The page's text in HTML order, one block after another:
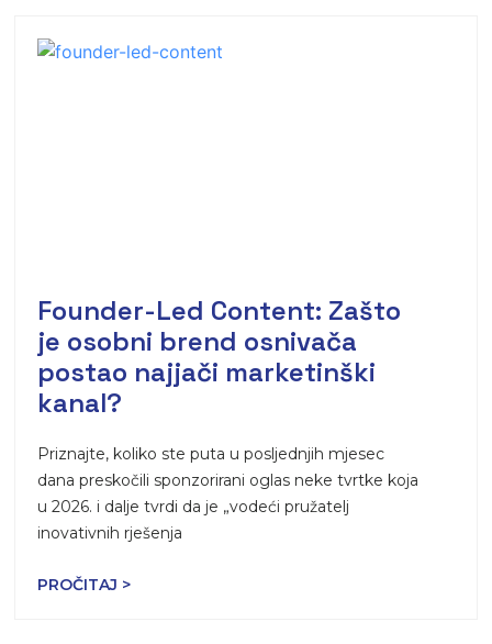
Founder-Led Content: Zašto
je osobni brend osnivača
postao najjači marketinški
kanal?
Priznajte, koliko ste puta u posljednjih mjesec
dana preskočili sponzorirani oglas neke tvrtke koja
u 2026. i dalje tvrdi da je „vodeći pružatelj
inovativnih rješenja
PROČITAJ >